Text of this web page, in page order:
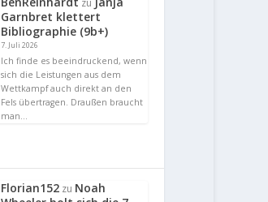
zu
Garnbret klettert
Bibliographie (9b+)
7. Juli 2026
Ich finde es beeindruckend, wenn
sich die Leistungen aus dem
Wettkampf auch direkt an den
Fels übertragen. Draußen braucht
man…
Florian152 zu Noah